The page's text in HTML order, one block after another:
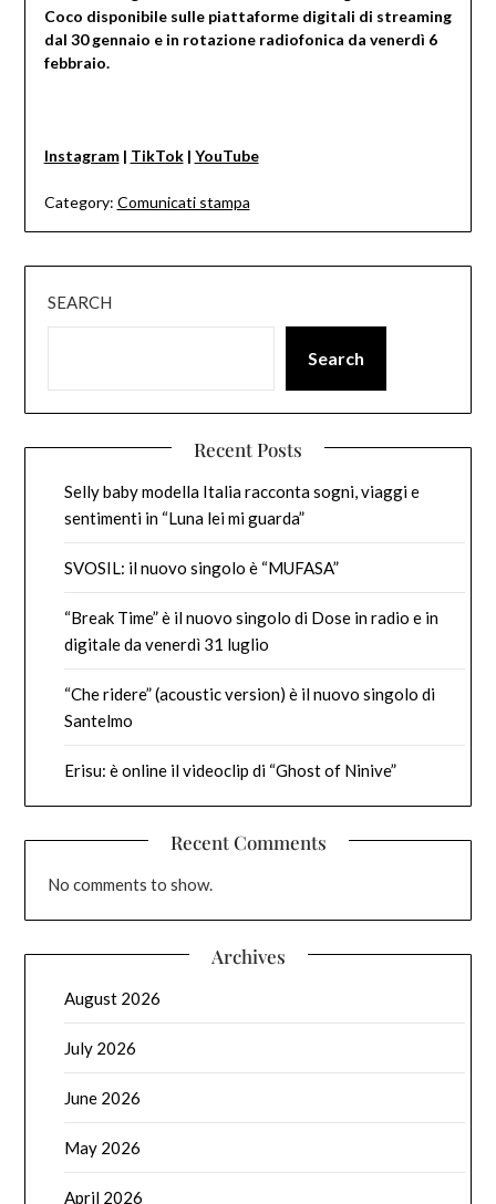
Coco disponibile sulle piattaforme digitali di streaming
dal 30 gennaio e in rotazione radiofonica da venerdì 6
febbraio.
Instagram| TikTok| YouTube
Category: Comunicati stampa
SEARCH
Search
Recent Posts
Selly baby modella Italia racconta sogni, viaggi e
sentimenti in “Luna lei mi guarda”
SVOSIL: il nuovo singolo è “MUFASA”
“Break Time” è il nuovo singolo di Dose in radio e in
digitale da venerdì 31 luglio
“Che ridere” (acoustic version) è il nuovo singolo di
Santelmo
Erisu: è online il videoclip di “Ghost of Ninive”
Recent Comments
No comments to show.
Archives
August 2026
July 2026
June 2026
May 2026
April 2026